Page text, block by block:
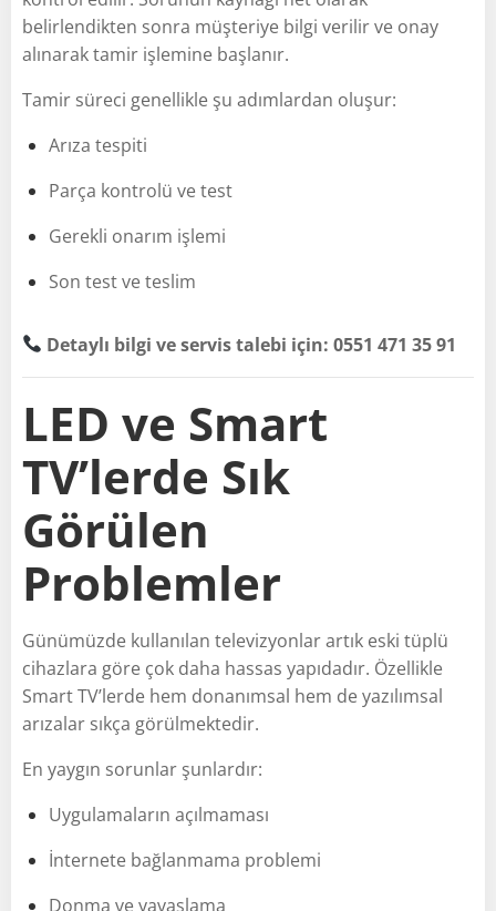
belirlendikten sonra müşteriye bilgi verilir ve onay
alınarak tamir işlemine başlanır.
Tamir süreci genellikle şu adımlardan oluşur:
Arıza tespiti
Parça kontrolü ve test
Gerekli onarım işlemi
Son test ve teslim
Detaylı bilgi ve servis talebi için: 0551 471 35 91
LED ve Smart
TV’lerde Sık
Görülen
Problemler
Günümüzde kullanılan televizyonlar artık eski tüplü
cihazlara göre çok daha hassas yapıdadır. Özellikle
Smart TV’lerde hem donanımsal hem de yazılımsal
arızalar sıkça görülmektedir.
En yaygın sorunlar şunlardır:
Uygulamaların açılmaması
İnternete bağlanmama problemi
Donma ve yavaşlama